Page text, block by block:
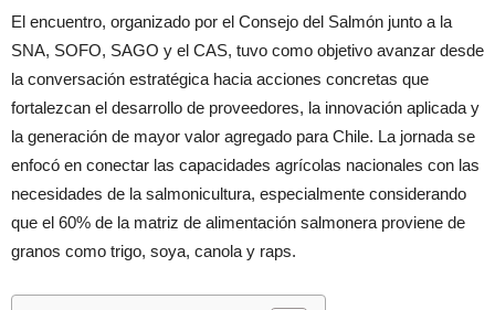
El encuentro, organizado por el Consejo del Salmón junto a la
SNA, SOFO, SAGO y el CAS, tuvo como objetivo avanzar desde
la conversación estratégica hacia acciones concretas que
fortalezcan el desarrollo de proveedores, la innovación aplicada y
la generación de mayor valor agregado para Chile. La jornada se
enfocó en conectar las capacidades agrícolas nacionales con las
necesidades de la salmonicultura, especialmente considerando
que el 60% de la matriz de alimentación salmonera proviene de
granos como trigo, soya, canola y raps.